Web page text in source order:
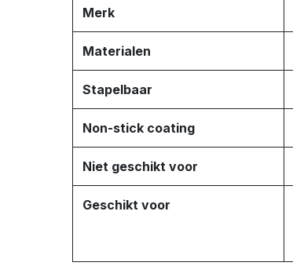
Merk
Materialen
Stapelbaar
Non-stick coating
Niet geschikt voor
Geschikt voor